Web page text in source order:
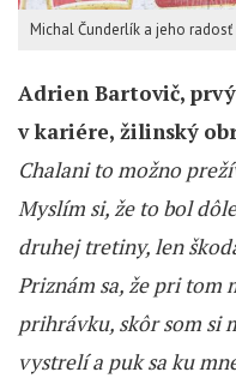
Michal Čunderlík a jeho
Adrien Bartovič,
v kariére, žilinský
Chalani to možno
Myslím si, že to bol
druhej tretiny, len
Priznám sa, že pri tom
prihrávku, skôr som si
vystrelí a puk sa ku